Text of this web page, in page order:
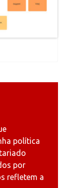
política
por
refletem a